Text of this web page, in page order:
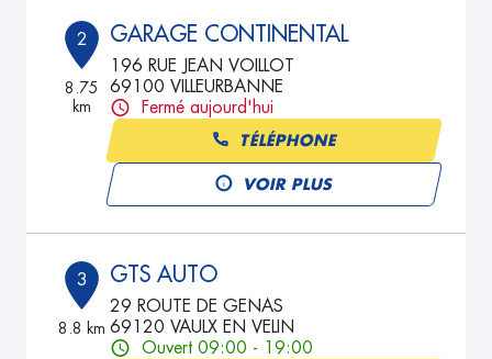
2
8.75
km
GARAGE CONTINENTAL
196 RUE JEAN VOILLOT
69100 VILLEURBANNE
Fermé aujourd'hui
TÉLÉPHONE
VOIR PLUS
3
8.8 km
GTS AUTO
29 ROUTE DE GENAS
69120 VAULX EN VELIN
Ouvert 09:00 - 19:00